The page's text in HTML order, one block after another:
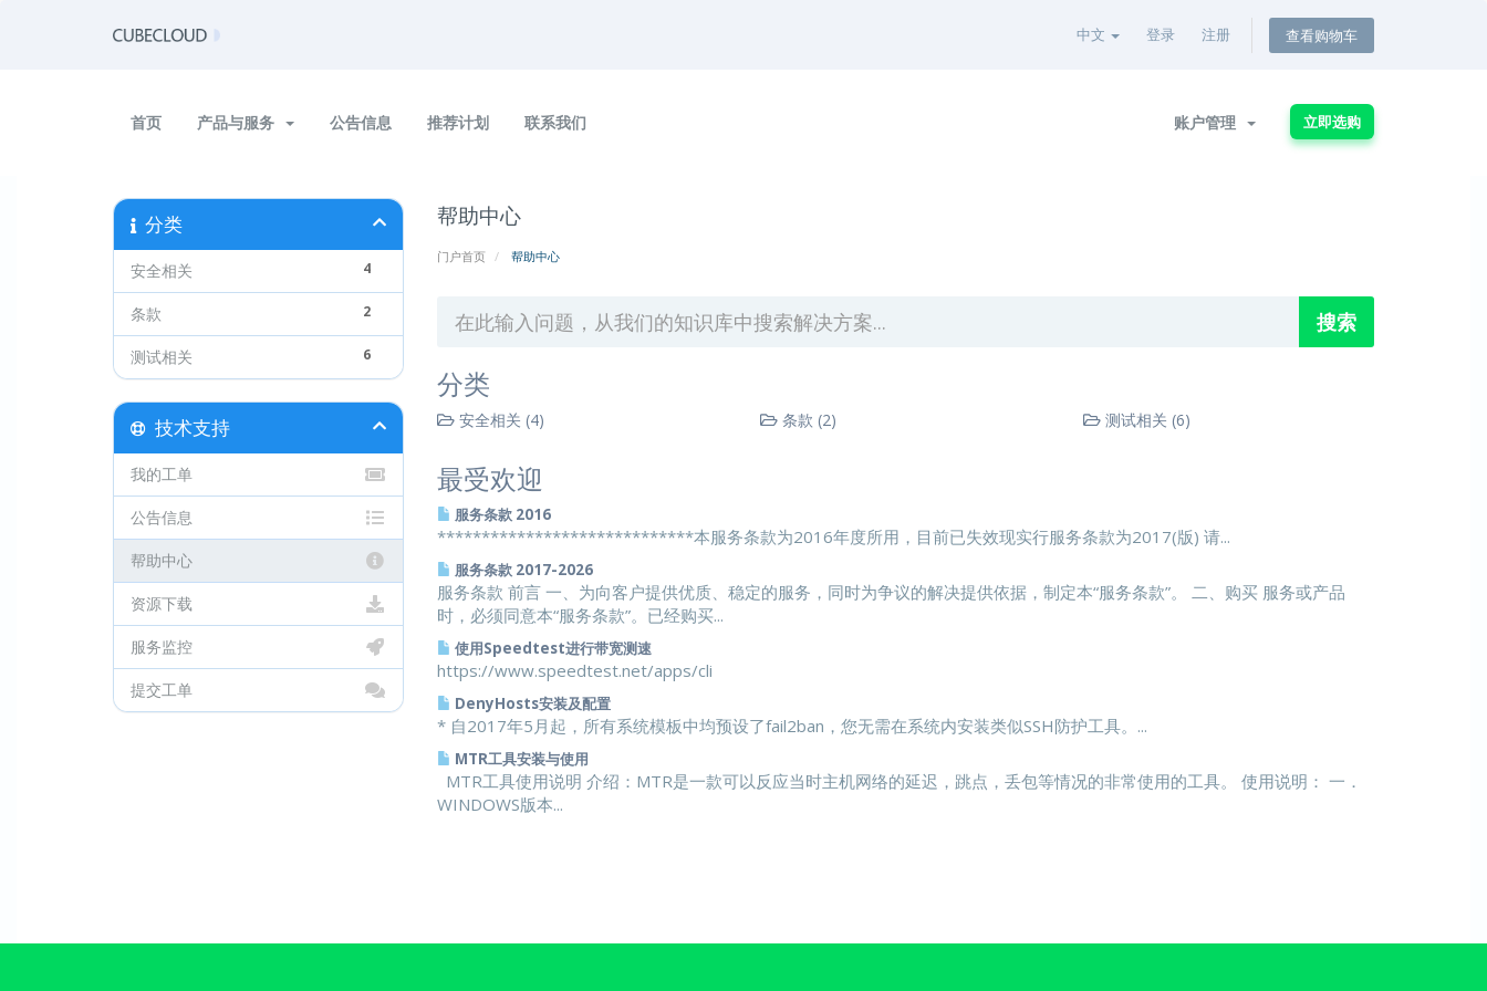
中文 登录 注册 查看购物车
首页 产品与服务 公告信息 推荐计划 联系我们 账户管理 立即选购
帮助中心
门户首页 帮助中心
分类
4
安全相关
2
条款
6
测试相关
分类
安全相关 (4) 条款 (2) 测试相关 (6)
最受欢迎
服务条款 2016
*****************************本服务条款为2016年度所用，目前已失效现实行服务条款为2017(版) 请...
服务条款 2017-2026
服务条款 前言 一、为向客户提供优质、稳定的服务，同时为争议的解决提供依据，制定本“服务条款”。 二、购买 服务或产品
时，必须同意本“服务条款”。已经购买...
使用Speedtest进行带宽测速
https://www.speedtest.net/apps/cli
DenyHosts安装及配置
* 自2017年5月起，所有系统模板中均预设了fail2ban，您无需在系统内安装类似SSH防护工具。...
MTR工具安装与使用
MTR工具使用说明 介绍：MTR是一款可以反应当时主机网络的延迟，跳点，丢包等情况的非常使用的工具。 使用说明： 一．
WINDOWS版本...
技术支持
我的工单
公告信息
帮助中心
资源下载
服务监控
提交工单